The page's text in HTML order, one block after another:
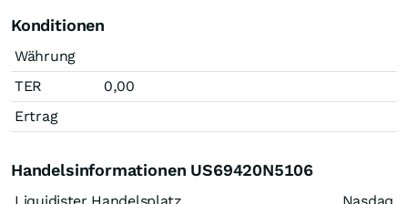
Konditionen
Währung
TER
0,00
Ertrag
Handelsinformationen US69420N5106